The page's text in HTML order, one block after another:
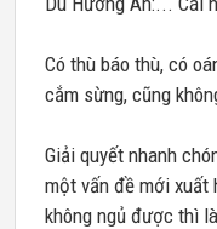
Có thù báo thù, có
cắm sừng, cũng
Giải quyết nhanh
một vấn đề mới
không ngủ được thì